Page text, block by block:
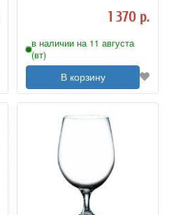
1 370 р.
в наличии на 11 августа
(вт)
В корзину